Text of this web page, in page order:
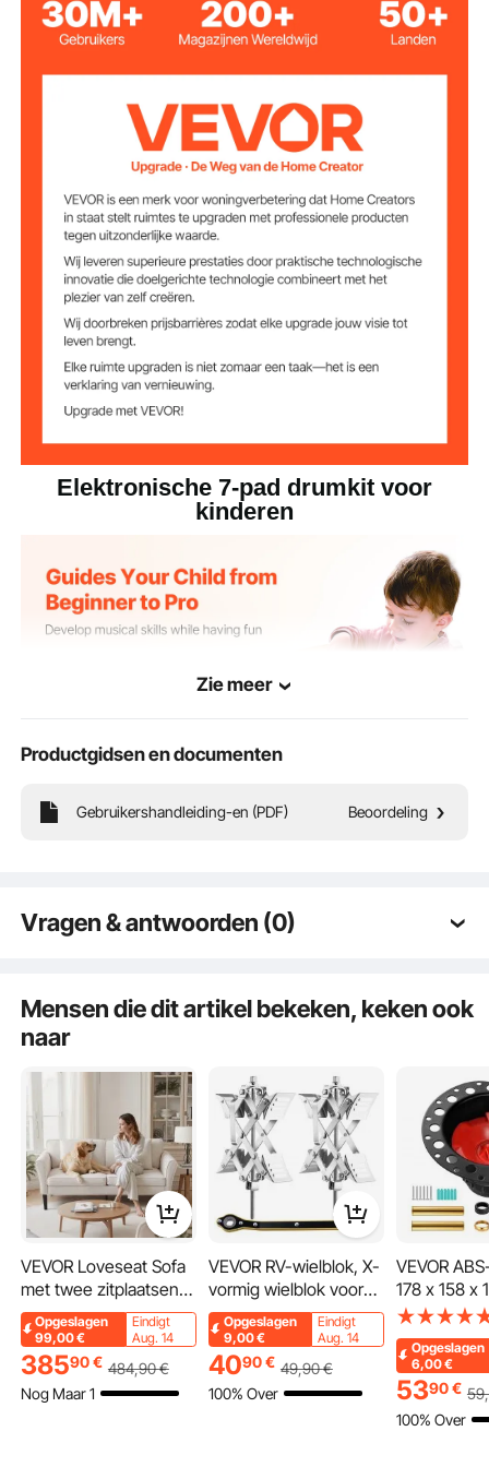
Ingangsvermogen DC 5 V 1 A
lage tom, floortom, linker
cimbaal, ride cimbaal en
open/gesloten hihat)
10
DEMO-nummers 12
Belangrijkste
materialen
Artikelgewicht 1,72 lbs / 0,78 kg
Elektronische 7-pad drumkit voor
kinderen
Dankzij MIDI-ondersteuning kan ons elektrische drumstel voor kinderen
eenvoudig worden aangesloten op een computer of andere apparaten. Zo
kunnen kinderen verschillende muzieksoftware gebruiken voor interactief leren,
wat oefenen aantrekkelijker en leuker maakt.
Zie meer
Productgidsen en documenten
Gebruikershandleiding-en (PDF) Beoordeling
Vragen & antwoorden (0)
Is het product duurzaam? ...
Stel de eerste vraag
Mensen die dit artikel bekeken, keken ook
naar
VEVOR Loveseat Sofa
met twee zitplaatsen
(176 cm), moderne
kleine corduroy bank
met spiraalvering,
zachte kussens en
stevig frame voor
Opgeslagen
99,00€
Eindigt
Aug. 14
38590€ 484,90€
Nog Maar 1
VEVOR RV-wielblok, X-
vormig wielblok voor
het stabiliseren van
campers, geschikt
voor bandbreedtes
van 1,5 tot 10 inch, 2-
pack wielblokken met
Opgeslagen
9,00€
Eindigt
Aug. 14
4090€ 49,90€
100% Over
VEVOR
178 x 158 x
badafvoer,
adapter
compatibel
vrijstaande
Opgeslagen
6,00€
5390€ 59
100% Over